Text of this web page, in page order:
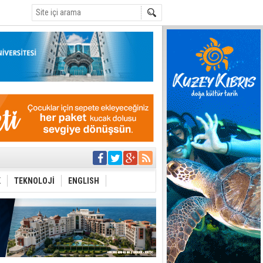
arasında
Yasası
TEKNOLOJİ ENGLISH